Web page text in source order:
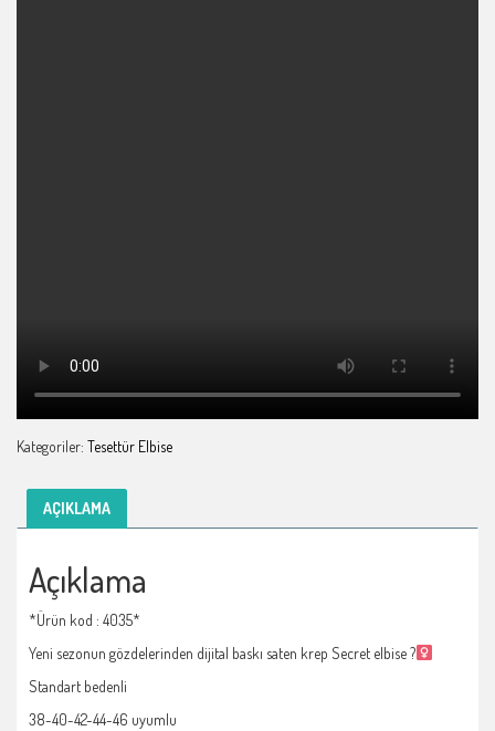
Kategoriler: Tesettür Elbise
AÇIKLAMA
Açıklama
*Ürün kod : 4035*
Yeni sezonun gözdelerinden dijital baskı saten krep Secret elbise ?‍
Standart bedenli
38-40-42-44-46 uyumlu